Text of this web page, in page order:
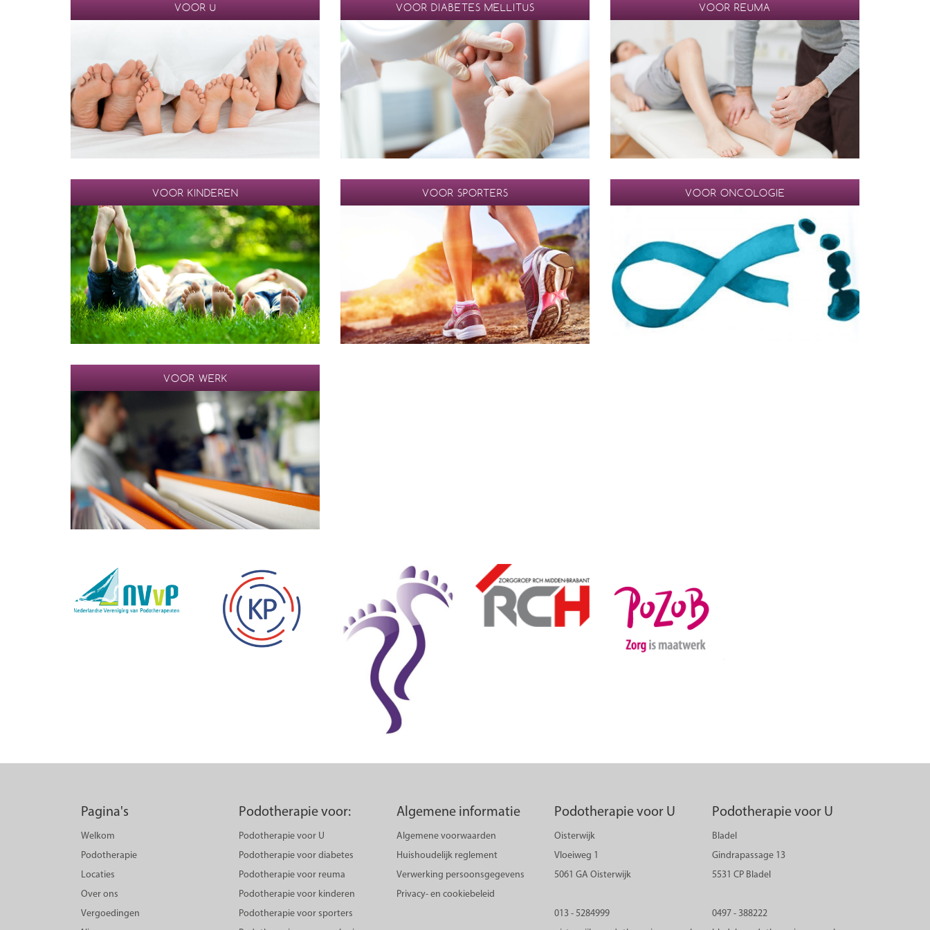
VOOR U VOOR DIABETES MELLITUS VOOR REUMA
VOOR KINDEREN VOOR SPORTERS VOOR ONCOLOGIE
VOOR WERK
Pagina's
Welkom
Podotherapie
Locaties
Over ons
Vergoedingen
Podotherapie voor:
Podotherapie voor U
Podotherapie voor diabetes
Podotherapie voor reuma
Podotherapie voor kinderen
Podotherapie voor sporters
Algemene informatie
Algemene voorwaarden
Huishoudelijk reglement
Verwerking persoonsgegevens
Privacy- en cookiebeleid
Podotherapie voor U
Oisterwijk
Vloeiweg 1
5061 GA Oisterwijk
013 - 5284999
Podotherapie voor U
Bladel
Gindrapassage 13
5531 CP Bladel
0497 - 388222